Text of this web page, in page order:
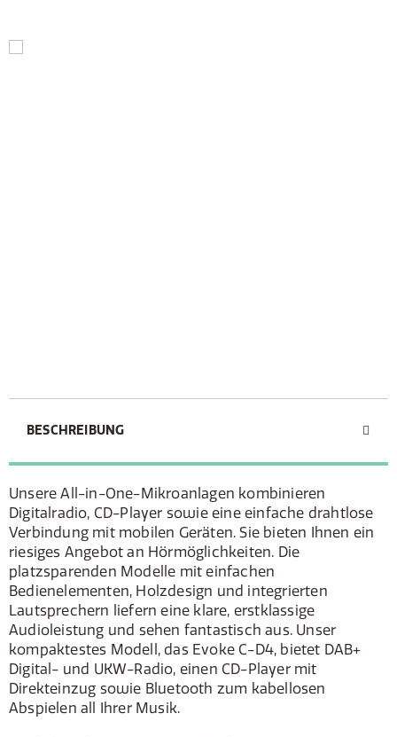
BESCHREIBUNG
Unsere All-in-One-Mikroanlagen kombinieren
Digitalradio, CD-Player sowie eine einfache drahtlose
Verbindung mit mobilen Geräten. Sie bieten Ihnen ein
riesiges Angebot an Hörmöglichkeiten. Die
platzsparenden Modelle mit einfachen
Bedienelementen, Holzdesign und integrierten
Lautsprechern liefern eine klare, erstklassige
Audioleistung und sehen fantastisch aus. Unser
kompaktestes Modell, das Evoke C-D4, bietet DAB+
Digital- und UKW-Radio, einen CD-Player mit
Direkteinzug sowie Bluetooth zum kabellosen
Abspielen all Ihrer Musik.